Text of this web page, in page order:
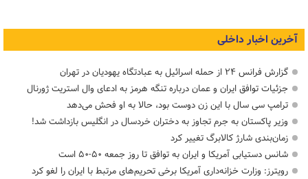
آخرین اخبار داخلی
گزارش فرانس ۲۴ از حمله اسرائیل به عبادتگاه یهودیان در تهران
جزئیات توافق ایران و عمان درباره تنگه هرمز به ادعای وال استریت ژورنال
ترامپ سی سال با این زن دوست بود، حالا به او فحش می‌دهد
وزیر پاکستان به جرم تجاوز به دختران خردسال در انگلیس بازداشت شد!
زمان‌بندی شارژ کالابرگ تغییر کرد
شانس دستیابی آمریکا و ایران به توافق تا روز جمعه ۵۰-۵۰ است
رویترز: وزارت خزانه‌داری آمریکا برخی تحریم‌های مرتبط با ایران را لغو کرد